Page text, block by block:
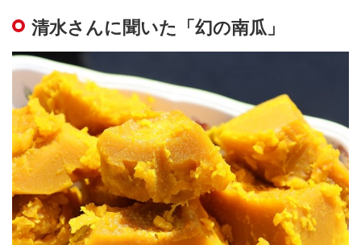
清水さんに聞いた「幻の南瓜」